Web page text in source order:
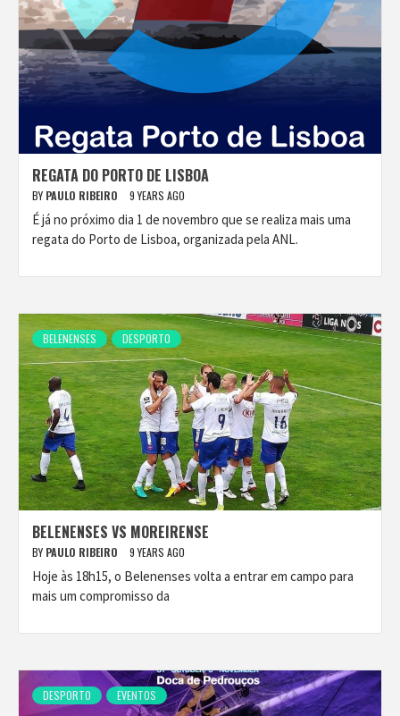
REGATA DO PORTO DE LISBOA
BY PAULO RIBEIRO 9 YEARS AGO
É já no próximo dia 1 de novembro que se realiza mais uma
regata do Porto de Lisboa, organizada pela ANL.
BELENENSES DESPORTO
BELENENSES VS MOREIRENSE
BY PAULO RIBEIRO 9 YEARS AGO
Hoje às 18h15, o Belenenses volta a entrar em campo para
mais um compromisso da
DESPORTO EVENTOS